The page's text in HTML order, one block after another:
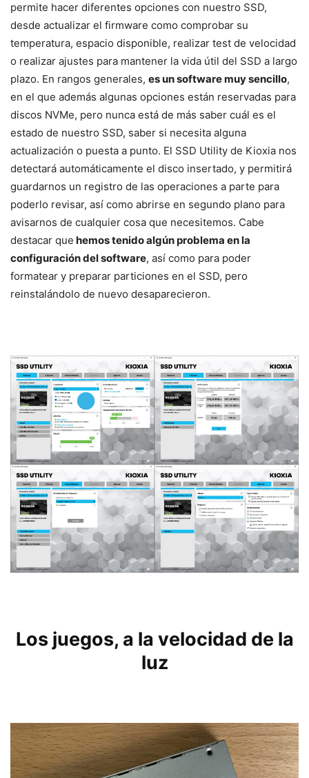
permite hacer diferentes opciones con nuestro SSD,
desde actualizar el firmware como comprobar su
temperatura, espacio disponible, realizar test de velocidad
o realizar ajustes para mantener la vida útil del SSD a largo
plazo. En rangos generales, es un software muy sencillo,
en el que además algunas opciones están reservadas para
discos NVMe, pero nunca está de más saber cuál es el
estado de nuestro SSD, saber si necesita alguna
actualización o puesta a punto. El SSD Utility de Kioxia nos
detectará automáticamente el disco insertado, y permitirá
guardarnos un registro de las operaciones a parte para
poderlo revisar, así como abrirse en segundo plano para
avisarnos de cualquier cosa que necesitemos. Cabe
destacar que hemos tenido algún problema en la
configuración del software, así como para poder
formatear y preparar particiones en el SSD, pero
reinstalándolo de nuevo desaparecieron.
Los juegos, a la velocidad de la
luz